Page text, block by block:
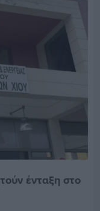
ένταξη στο